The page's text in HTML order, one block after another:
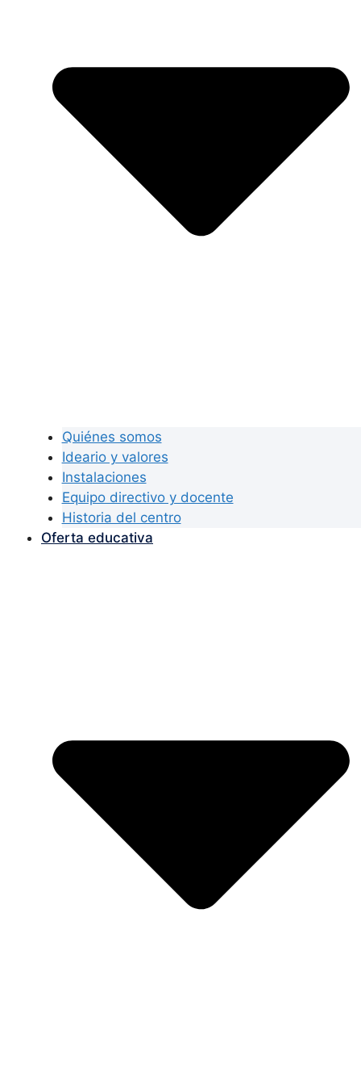
Quiénes somos
Ideario y valores
Instalaciones
Equipo directivo y docente
Historia del centro
Oferta educativa